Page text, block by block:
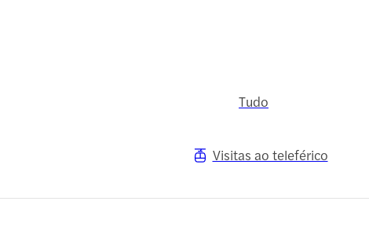
Tudo
Visitas ao teleférico